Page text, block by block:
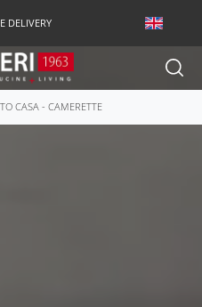
DELIVERY
CASA - CAMERETTE